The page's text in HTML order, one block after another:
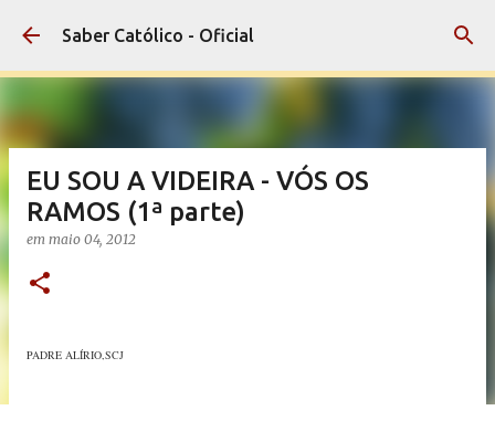
Pular para o conteúdo principal
Saber Católico - Oficial
EU SOU A VIDEIRA - VÓS OS
RAMOS (1ª parte)
em maio 04, 2012
PADRE ALÍRIO,SCJ